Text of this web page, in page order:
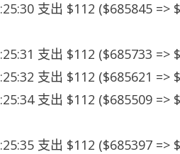
支出 $112 ($685845
支出 $112 ($685733 =>
支出 $112 ($685621 =>
支出 $112 ($685509
支出 $112 ($685397 =>